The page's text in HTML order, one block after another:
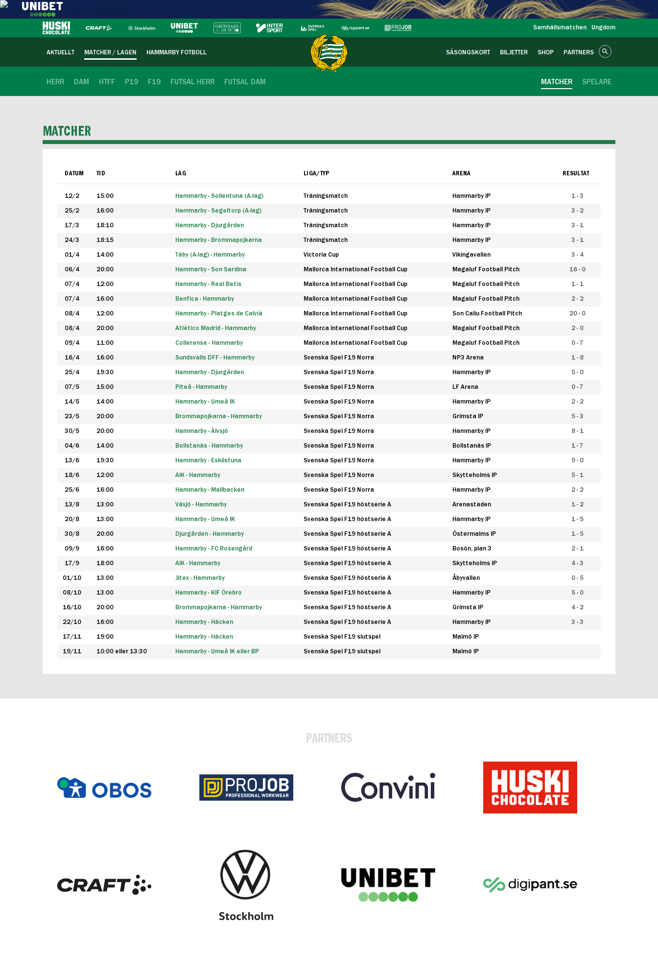
Samhällsmatchen Ungdom
AKTUELLT MATCHER / LAGEN HAMMARBY FOTBOLL SÄSONGSKORT BILJETTER SHOP PARTNERS
HERR DAM HTFF P19 F19 FUTSAL HERR FUTSAL DAM SPELARE
MATCHER
MATCHER
DATUM TID LAG LIGA/TYP ARENA RESULTAT
12/2 15:00 Hammarby - Sollentuna (A-lag) Träningsmatch Hammarby IP 1 - 3
25/2 16:00 Hammarby - Segeltorp (A-lag) Träningsmatch Hammarby IP 3 - 2
17/3 18:10 Hammarby - Djurgården Träningsmatch Hammarby IP 3 - 1
24/3 18:15 Hammarby - Brommapojkarna Träningsmatch Hammarby IP 3 - 1
01/4 14:00 Täby (A-lag) - Hammarby Victoria Cup Vikingavallen 3 - 4
06/4 20:00 Hammarby - Son Sardina Mallorca International Football Cup Magaluf Football Pitch 16 - 0
07/4 12:00 Hammarby - Real Betis Mallorca International Football Cup Magaluf Football Pitch 1 - 1
07/4 16:00 Benfica - Hammarby Mallorca International Football Cup Magaluf Football Pitch 2 - 2
08/4 12:00 Hammarby - Platges de Calvià Mallorca International Football Cup Son Caliu Football Pitch 20 - 0
08/4 20:00 Atlético Madrid - Hammarby Mallorca International Football Cup Magaluf Football Pitch 2 - 0
09/4 11:00 Collerense - Hammarby Mallorca International Football Cup Magaluf Football Pitch 0 - 7
16/4 16:00 Sundsvalls DFF - Hammarby Svenska Spel F19 Norra NP3 Arena 1 - 8
25/4 19:30 Hammarby - Djurgården Svenska Spel F19 Norra Hammarby IP 5 - 0
07/5 15:00 Piteå - Hammarby Svenska Spel F19 Norra LF Arena 0 - 7
14/5 14:00 Hammarby - Umeå IK Svenska Spel F19 Norra Hammarby IP 2 - 2
23/5 20:00 Brommapojkarna - Hammarby Svenska Spel F19 Norra Grimsta IP 5 - 3
30/5 20:00 Hammarby - Älvsjö Svenska Spel F19 Norra Hammarby IP 8 - 1
04/6 14:00 Bollstanäs - Hammarby Svenska Spel F19 Norra Bollstanäs IP 1 - 7
13/6 19:30 Hammarby - Eskilstuna Svenska Spel F19 Norra Hammarby IP 9 - 0
18/6 12:00 AIK - Hammarby Svenska Spel F19 Norra Skytteholms IP 5 - 1
25/6 16:00 Hammarby - Mallbacken Svenska Spel F19 Norra Hammarby IP 2 - 2
13/8 13:00 Växjö - Hammarby Svenska Spel F19 höstserie A Arenastaden 1 - 2
20/8 13:00 Hammarby - Umeå IK Svenska Spel F19 höstserie A Hammarby IP 1 - 5
30/8 20:00 Djurgården - Hammarby Svenska Spel F19 höstserie A Östermalms IP 1 - 5
09/9 16:00 Hammarby - FC Rosengård Svenska Spel F19 höstserie A Bosön, plan 3 2 - 1
17/9 18:00 AIK - Hammarby Svenska Spel F19 höstserie A Skytteholms IP 4 - 3
01/10 13:00 Jitex - Hammarby Svenska Spel F19 höstserie A Åbyvallen 0 - 5
08/10 13:00 Hammarby - KIF Örebro Svenska Spel F19 höstserie A Hammarby IP 5 - 0
16/10 20:00 Brommapojkarna - Hammarby Svenska Spel F19 höstserie A Grimsta IP 4 - 2
22/10 16:00 Hammarby - Häcken Svenska Spel F19 höstserie A Hammarby IP 3 - 3
17/11 19:00 Hammarby - Häcken Svenska Spel F19 slutspel Malmö IP
19/11 10:00 eller 13:30 Hammarby - Umeå IK eller BP Svenska Spel F19 slutspel Malmö IP
PARTNERS